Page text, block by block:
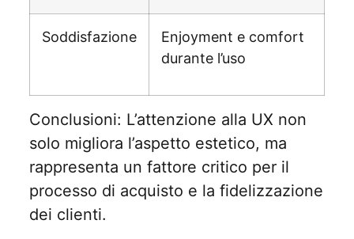
Soddisfazione
Enjoyment e comfort
durante l’uso
Conclusioni: L’attenzione alla UX non
solo migliora l’aspetto estetico, ma
rappresenta un fattore critico per il
processo di acquisto e la fidelizzazione
dei clienti.